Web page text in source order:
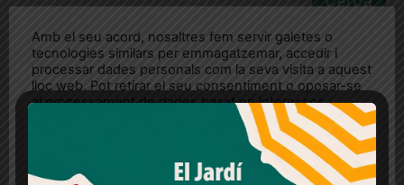
O torneu a la pàgina principal.
Back to Homepage
Amb el seu acord, nosaltres fem servir galetes o
tecnologies similars per emmagatzemar, accedir i
processar dades personals com la seva visita a aquest
lloc web. Pot retirar el seu consentiment o oposar-se
al processament de dades basat en interessos
legítims en qualsevol moment fent clic a "Ajustos de
cookies" o a la nostra Política de privacitat en aquest
lloc web. Si cliques "acceptar" dones el teu